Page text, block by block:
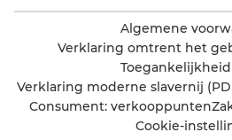
Algemene
Verklaring omtrent het
Toegankelijkheid
Verklaring moderne slavernij
Consument: verkooppunten
Cookie-